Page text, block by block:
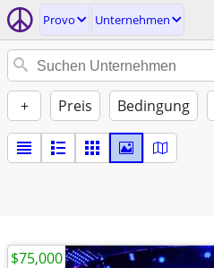
Provo Unternehmen
+ Preis Bedingung
$75,000